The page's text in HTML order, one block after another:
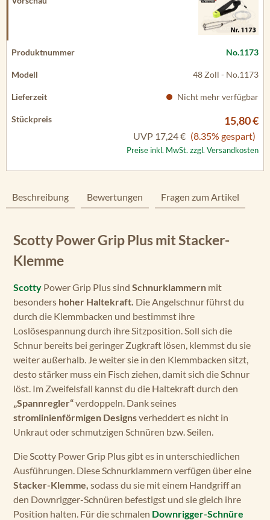
No.1173
48 Zoll - No.1173
Nicht mehr verfügbar
15,80 €
UVP 17,24 € (8.35% gespart)
Preise inkl. MwSt. zzgl. Versandkosten
Beschreibung Bewertungen Fragen zum Artikel
Scotty Power Grip Plus mit Stacker-
Klemme
Scotty Power Grip Plus sind Schnurklammern mit
besonders hoher Haltekraft. Die Angelschnur führst du
durch die Klemmbacken und bestimmst ihre
Loslösespannung durch ihre Sitzposition. Soll sich die
Schnur bereits bei geringer Zugkraft lösen, klemmst du sie
weiter außerhalb. Je weiter sie in den Klemmbacken sitzt,
desto stärker muss ein Fisch ziehen, damit sich die Schnur
löst. Im Zweifelsfall kannst du die Haltekraft durch den
„Spannregler“verdoppeln. Dank seines
stromlinienförmigen Designsverheddert es nicht in
Unkraut oder schmutzigen Schnüren bzw. Seilen.
Die Scotty Power Grip Plus gibt es in unterschiedlichen
Ausführungen. Diese Schnurklammern verfügen über eine
Stacker-Klemme, sodass du sie mit einem Handgriff an
den Downrigger-Schnüren befestigst und sie gleich ihre
Position halten. Für die schmalen Downrigger-Schnüre